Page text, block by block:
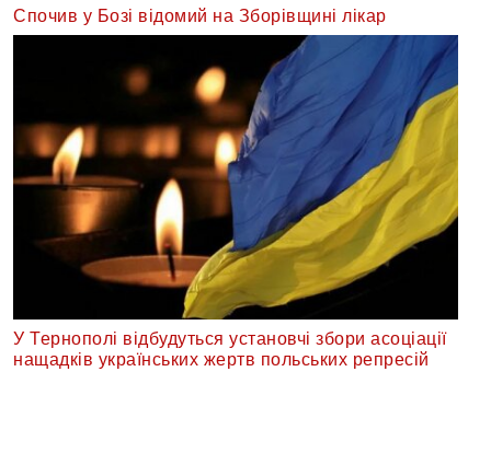
Спочив у Бозі відомий на Зборівщині лікар
У Тернополі відбудуться установчі збори асоціації
нащадків українських жертв польських репресій